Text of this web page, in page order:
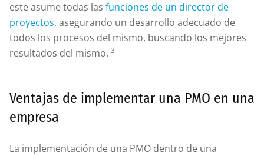
este asume todas las funciones de un director de
proyectos, asegurando un desarrollo adecuado de
todos los procesos del mismo, buscando los mejores
resultados del mismo. 3
Ventajas de implementar una PMO en una
empresa
La implementación de una PMO dentro de una